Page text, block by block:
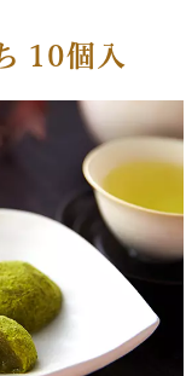
10個入